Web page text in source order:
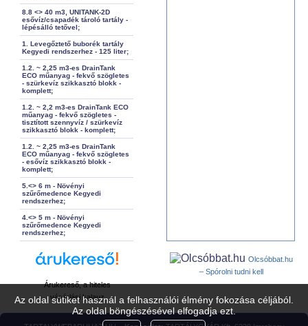
Az oldal sütiket használ a felhasználói élmény fokozása céljából.
Az oldal böngészésével elfogadja ezt.
8.8 <> 40 m3, UNITANK-2D
esővíz/csapadék tároló tartály -
lépésálló tetővel;
1. Levegőztető buborék tartály
Kegyedi rendszerhez - 125 liter;
1.2. ~ 2,25 m3-es DrainTank
ECO műanyag - fekvő szögletes
- szürkevíz szikkasztó blokk -
komplett;
1.2. ~ 2,2 m3-es DrainTank ECO
műanyag - fekvő szögletes -
tisztított szennyvíz / szürkevíz
szikkasztó blokk - komplett;
1.2. ~ 2,25 m3-es DrainTank
ECO műanyag - fekvő szögletes
- esővíz szikkasztó blokk -
komplett;
5.<> 6 m - Növényi
szűrőmedence Kegyedi
rendszerhez;
4.<> 5 m - Növényi
szűrőmedence Kegyedi
rendszerhez;
Árukereső, a hiteles
vásárlási kalauz
Olcsóbbat.hu
– Spórolni tudni kell